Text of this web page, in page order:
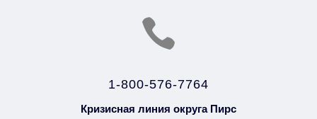

1-800-576-7764
Кризисная линия округа Пирс